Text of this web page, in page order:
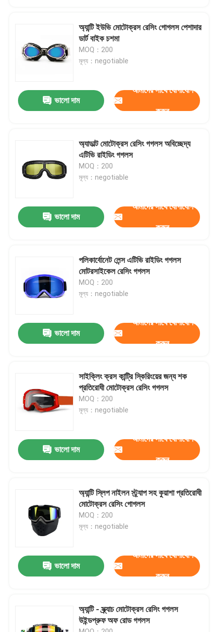
আমাদের সম্পর্কে
কারখানা ভ্রমণ
উদ্ধৃতির জন্য আবেদন
নিরাপত্তা চশমা গগলস
অ্যান্টি ইউভি মোটোক্রস রেসিং গোগলস পেশাদার
ডার্ট বাইক চশমা
MOQ：200
মূল্য：negotiable
ভালো দাম
আমাদের সাথে যোগাযোগ
করুন
অ্যাডাল্ট মোটোক্রস রেসিং গগলস অবিচ্ছেদ্য
এটিভি রাইডিং গগলস
MOQ：200
মূল্য：negotiable
ভালো দাম
আমাদের সাথে যোগাযোগ
করুন
পলিকার্বোনেট লেন্স এটিভি রাইডিং গগলস
মোটরসাইকেল রেসিং গগলস
MOQ：200
মূল্য：negotiable
ভালো দাম
আমাদের সাথে যোগাযোগ
করুন
সাইক্লিং ক্রস কান্ট্রি স্কিরিংয়ের জন্য শক
প্রতিরোধী মোটোক্রস রেসিং গগলস
MOQ：200
মূল্য：negotiable
ভালো দাম
আমাদের সাথে যোগাযোগ
করুন
অ্যান্টি স্লিপ নাইলন স্ট্র্যাপ সহ কুয়াশা প্রতিরোধী
মোটোক্রস রেসিং গোগলস
MOQ：200
মূল্য：negotiable
ভালো দাম
আমাদের সাথে যোগাযোগ
করুন
অ্যান্টি - স্ক্র্যাচ মোটোক্রস রেসিং গগলস
উইন্ডপ্রুফ অফ রোড গগলস